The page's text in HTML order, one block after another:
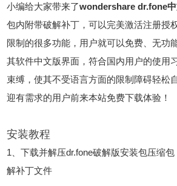
小编给大家带来了wondershare dr.fone
包内附带破解补丁，可以完美激活注册授
限制的很多功能，用户就可以免费、无功
其软件中文版界面，符合国内用户的使用
束缚，使其不受语言方面的限制障碍轻松
迎有需求的用户前来本站免费下载体验！
安装教程
1、下载并解压dr.fone破解版安装包压缩
解补丁文件